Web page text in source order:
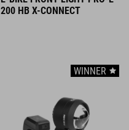
200 HB X-CONNECT
WINNER